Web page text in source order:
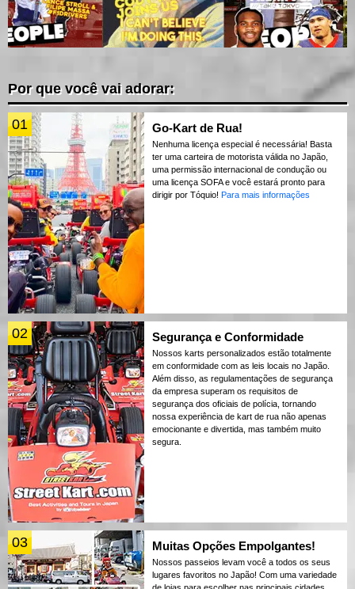
Por que você vai adorar:
01 Go-Kart de Rua!
Nenhuma licença especial é necessária! Basta
ter uma carteira de motorista válida no Japão,
uma permissão internacional de condução ou
uma licença SOFA e você estará pronto para
dirigir por Tóquio! Para mais informações
02 Segurança e Conformidade
Nossos karts personalizados estão totalmente
em conformidade com as leis locais no Japão.
Além disso, as regulamentações de segurança
da empresa superam os requisitos de
segurança dos oficiais de polícia, tornando
nossa experiência de kart de rua não apenas
emocionante e divertida, mas também muito
segura.
03 Muitas Opções Empolgantes!
Nossos passeios levam você a todos os seus
lugares favoritos no Japão! Com uma variedade